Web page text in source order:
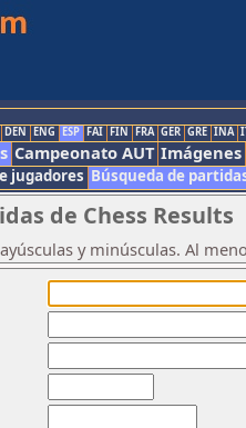
DEN ENG ESP FAI FIN FRA GER GRE INA
Campeonato AUT Imágenes
jugadores Búsqueda de
de Chess Results
y minúsculas. Al